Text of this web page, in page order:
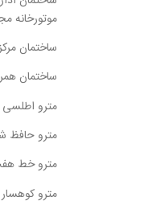
موتورخانه
ساختمان
ساختمان
مترو اطلسی
مترو حافظ
مترو خط
مترو کوهسار